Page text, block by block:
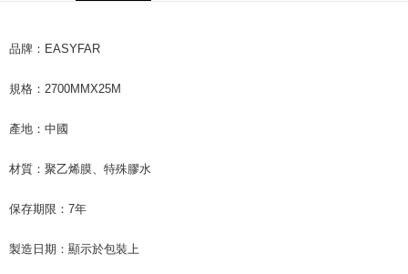
Sila ambil perhatian bahawa tempoh pembayaran adalah 14 hari. Walau
dan mendaftar sebagai ahli AFTEE boleh menikmati tempoh pembayaran
Tempoh pembayaran dikira dari masa kedai meminta pembayaran anda,
boleh melanjutkan tempoh pembayaran anda sebelum anda menerima
menerima pesanan anda semasa tempoh pembayaran (cth.: produk
kepada AFTEE dalam tempoh sama ada anda menerima pesanan.
NT$599 atau lebih
NT$60/pesanan | Penghantaran percuma untuk pesanan
NT$599 atau lebih
NT$60/pesanan | Penghantaran percuma untuk pesanan
NT$599 atau lebih
品牌：EASYFAR
規格：2700MMX25M
產地：中國
材質：聚乙烯膜、特殊膠水
保存期限：7年
製造日期：顯示於包裝上